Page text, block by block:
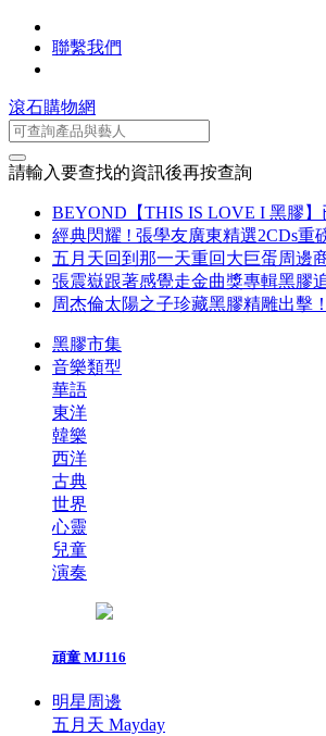
聯繫我們
滾石購物網
請輸入要查找的資訊後再按查詢
BEYOND【THIS IS LOVE I 黑膠】
經典閃耀 ! 張學友廣東精選2CDs重
五月天回到那一天重回大巨蛋周邊
張震嶽跟著感覺走金曲獎專輯黑膠
周杰倫太陽之子珍藏黑膠精雕出擊！
黑膠市集
音樂類型
華語
東洋
韓樂
西洋
古典
世界
心靈
兒童
演奏
頑童 MJ116
明星周邊
五月天 Mayday